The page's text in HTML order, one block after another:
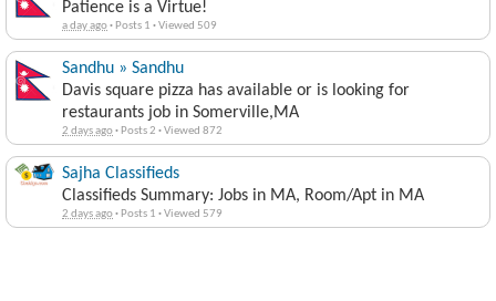
Patience is a Virtue!
a day ago· Posts 1 ·Viewed 509
Sandhu » Sandhu
Davis square pizza has available or is looking for
restaurants job in Somerville,MA
2 days ago· Posts 2 ·Viewed 872
Sajha Classifieds
Classifieds Summary: Jobs in MA, Room/Apt in MA
2 days ago· Posts 1 ·Viewed 579